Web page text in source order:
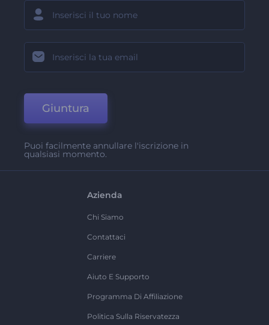
Giuntura
Puoi facilmente annullare l'iscrizione in
qualsiasi momento.
Azienda
Chi Siamo
Contattaci
Carriere
Aiuto E Supporto
Programma Di Affiliazione
Politica Sulla Riservatezza